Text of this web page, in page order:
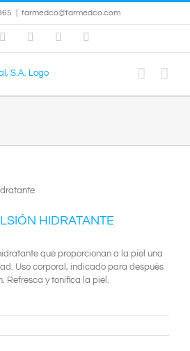
farmedco@farmedco.com
Facebook YouTube
HIDRATANTE
que proporcionan a la piel una
Uso corporal, indicado para después
Refresca y tonifica la piel.